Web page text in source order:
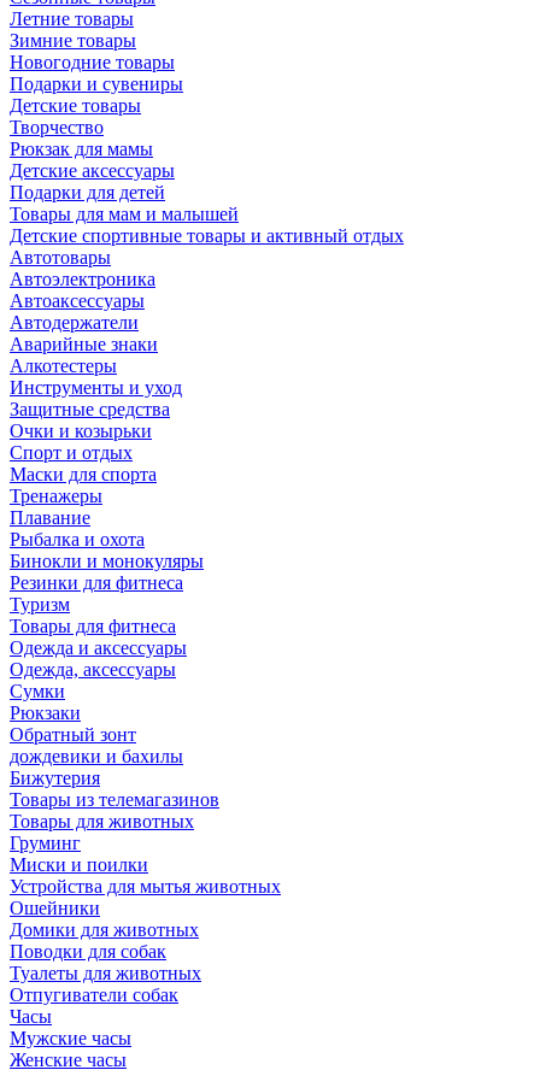
Летние товары
Зимние товары
Новогодние товары
Подарки и сувениры
Детские товары
Творчество
Рюкзак для мамы
Детские аксессуары
Подарки для детей
Товары для мам и малышей
Детские спортивные товары и активный отдых
Автотовары
Автоэлектроника
Автоаксессуары
Автодержатели
Аварийные знаки
Алкотестеры
Инструменты и уход
Защитные средства
Очки и козырьки
Спорт и отдых
Маски для спорта
Тренажеры
Плавание
Рыбалка и охота
Бинокли и монокуляры
Резинки для фитнеса
Туризм
Товары для фитнеса
Одежда и аксессуары
Одежда, аксессуары
Сумки
Рюкзаки
Обратный зонт
дождевики и бахилы
Бижутерия
Товары из телемагазинов
Товары для животных
Груминг
Миски и поилки
Устройства для мытья животных
Ошейники
Домики для животных
Поводки для собак
Туалеты для животных
Отпугиватели собак
Часы
Мужские часы
Женские часы